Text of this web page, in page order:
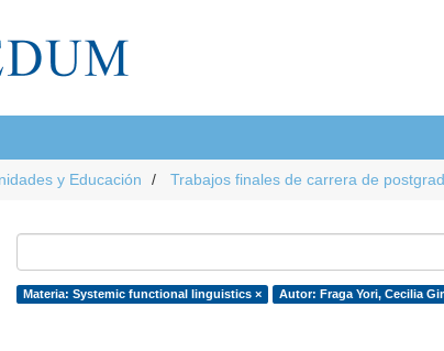
y Educación Trabajos finales de carrera de
Materia: Systemic functional linguistics × Autor: Fraga Yori, Cecilia